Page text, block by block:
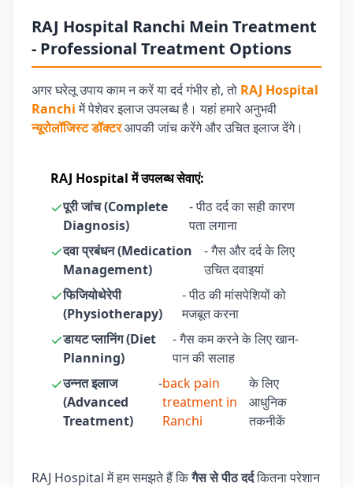
RAJ Hospital Ranchi Mein Treatment
- Professional Treatment Options
अगर घरेलू उपाय काम न करें या दर्द गंभीर हो, तो RAJ Hospital
Ranchiमें पेशेवर इलाज उपलब्ध है। यहां हमारे अनुभवी
न्यूरोलॉजिस्ट डॉक्टरआपकी जांच करेंगे और उचित इलाज देंगे।
RAJ Hospital में उपलब्ध सेवाएं:
पूरी जांच (Complete
Diagnosis)
- पीठ दर्द का सही कारण
पता लगाना
दवा प्रबंधन (Medication
Management)
- गैस और दर्द के लिए
उचित दवाइयां
फिजियोथेरेपी
(Physiotherapy)
- पीठ की मांसपेशियों को
मजबूत करना
डायट प्लानिंग (Diet
Planning)
- गैस कम करने के लिए खान-
पान की सलाह
उन्नत इलाज
(Advanced
Treatment)
-back pain
treatment in
Ranchi
के लिए
आधुनिक
तकनीकें
RAJ Hospital में हम समझते हैं किगैस से पीठ दर्दकितना परेशान